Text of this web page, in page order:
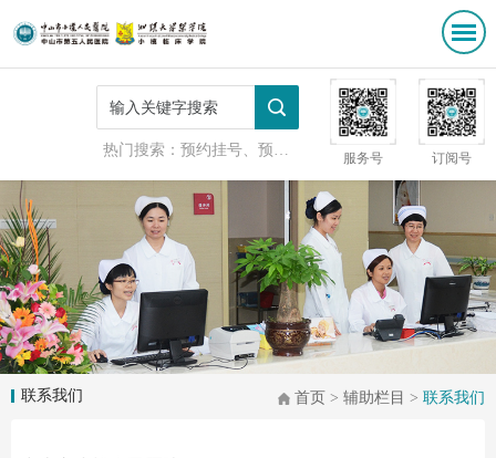
热门搜索：预约挂号、预防接种 服务号 订阅号
首页 > 辅助栏目 > 联系我们
联系我们